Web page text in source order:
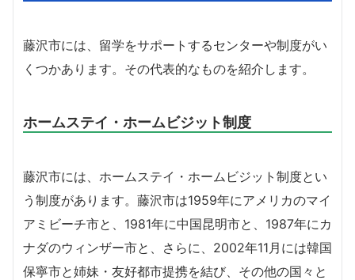
藤沢市には、留学をサポートするセンターや制度がい
くつかあります。その代表的なものを紹介します。
ホームステイ・ホームビジット制度
藤沢市には、ホームステイ・ホームビジット制度とい
う制度があります。藤沢市は1959年にアメリカのマイ
アミビーチ市と、1981年に中国昆明市と、1987年にカ
ナダのウィンザー市と、さらに、2002年11月には韓国
保寧市と姉妹・友好都市提携を結び、その他の国々と